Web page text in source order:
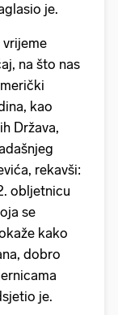
je.
na što nas
kao
Država,
rekavši:
obljetnicu
se
kako
dobro
je.